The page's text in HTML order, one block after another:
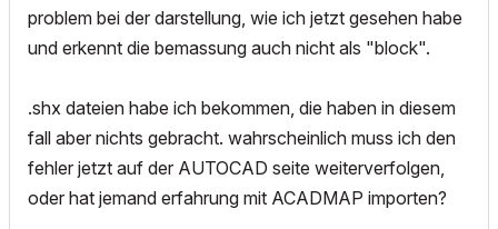
problem bei der darstellung, wie ich jetzt gesehen habe
und erkennt die bemassung auch nicht als "block".
.shx dateien habe ich bekommen, die haben in diesem
fall aber nichts gebracht. wahrscheinlich muss ich den
fehler jetzt auf der AUTOCAD seite weiterverfolgen,
oder hat jemand erfahrung mit ACADMAP importen?